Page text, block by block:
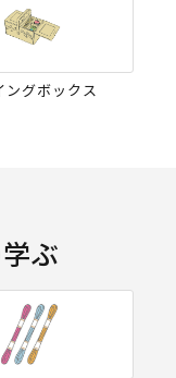
ングボックス
ぶ